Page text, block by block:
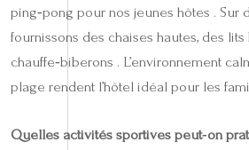
ping‑pong pour nos jeunes hôtes . Sur
fournissons des chaises hautes, des
chauffe‑biberons . L’environnement
plage rendent l’hôtel idéal pour les
Quelles activités sportives peut‑on